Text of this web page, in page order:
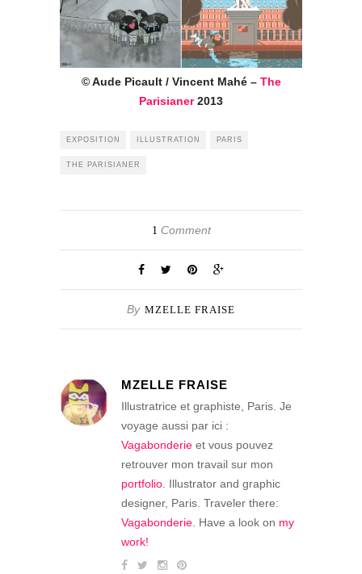
© Aude Picault / Vincent Mahé – The
Parisianer2013
EXPOSITION ILLUSTRATION PARIS
THE PARISIANER
1 Comment
By MZELLE FRAISE
MZELLE FRAISE
Illustratrice et graphiste, Paris. Je
voyage aussi par ici :
Vagabonderie et vous pouvez
retrouver mon travail sur mon
portfolio . Illustrator and graphic
designer, Paris. Traveler there:
Vagabonderie . Have a look on my
work!